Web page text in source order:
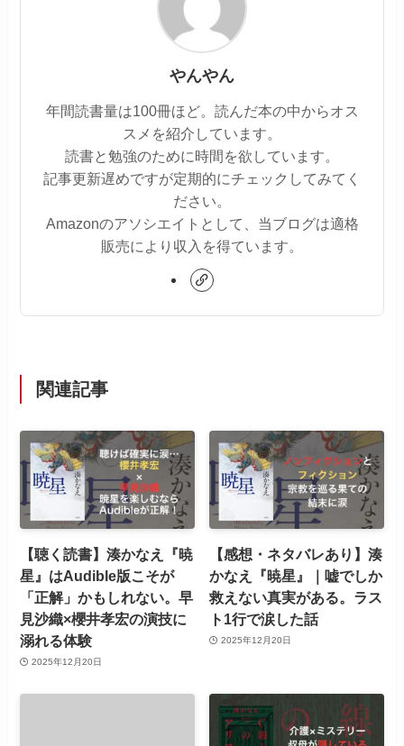
やんやん
年間読書量は100冊ほど。読んだ本の中からオス
スメを紹介しています。
読書と勉強のために時間を欲しています。
記事更新遅めですが定期的にチェックしてみてく
ださい。
Amazonのアソシエイトとして、当ブログは適格
販売により収入を得ています。
関連記事
【聴く読書】湊かなえ『暁
星』はAudible版こそが
「正解」かもしれない。早
見沙織×櫻井孝宏の演技に
溺れる体験
2025年12月20日
【感想・ネタバレあり】湊
かなえ『暁星』｜嘘でしか
救えない真実がある。ラス
ト1行で涙した話
2025年12月20日